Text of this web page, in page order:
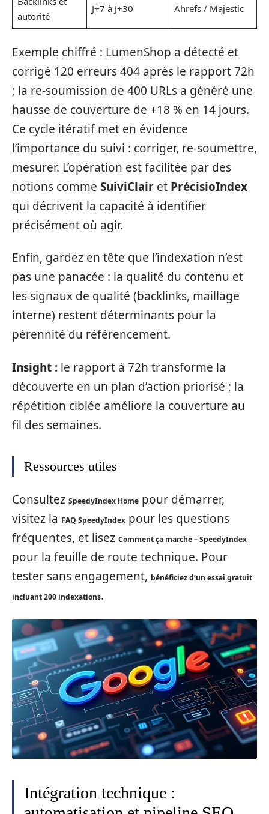
autorité
J+7 à J+30 Ahrefs / Majestic
Exemple chiffré : LumenShop a détecté et
corrigé 120 erreurs 404 après le rapport 72h
; la re‑soumission de 400 URLs a généré une
hausse de couverture de +18 % en 14 jours.
Ce cycle itératif met en évidence
l’importance du suivi : corriger, re-soumettre,
mesurer. L’opération est facilitée par des
notions comme SuiviClair et PrécisioIndex
qui décrivent la capacité à identifier
précisément où agir.
Enfin, gardez en tête que l’indexation n’est
pas une panacée : la qualité du contenu et
les signaux de qualité (backlinks, maillage
interne) restent déterminants pour la
pérennité du référencement.
Insight : le rapport à 72h transforme la
découverte en un plan d’action priorisé ; la
répétition ciblée améliore la couverture au
fil des semaines.
Ressources utiles
Consultez SpeedyIndex Home pour démarrer,
visitez la FAQ SpeedyIndex pour les questions
fréquentes, et lisez Comment ça marche – SpeedyIndex
pour la feuille de route technique. Pour
tester sans engagement, bénéficiez d’un essai gratuit
incluant 200 indexations.
Intégration technique :